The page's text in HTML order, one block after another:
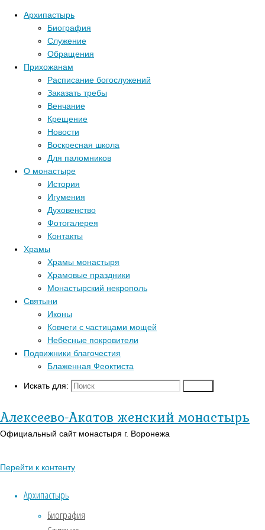
Архипастырь
Биография
Служение
Обращения
Прихожанам
Расписание богослужений
Заказать требы
Венчание
Крещение
Новости
Воскресная школа
Для паломников
О монастыре
История
Игумения
Духовенство
Фотогалерея
Контакты
Храмы
Храмы монастыря
Храмовые праздники
Монастырский некрополь
Святыни
Иконы
Ковчеги с частицами мощей
Небесные покровители
Подвижники благочестия
Блаженная Феоктиста
Искать для:
Алексеево-Акатов женский монастырь
Официальный сайт монастыря г. Воронежа
Перейти к контенту
Архипастырь
Биография
Главная
страница
Актуально
храм
Пресвятой
Богородицы
Введение
во
Пресвятой
Богородицы
Популярные записи
Блаженная Феоктиста
Контакты
Для паломников
История
Заказать требы
Святыни
Страницы
Духовный кант «Матерь
Духовный кант «Слава Богу
В-
Православии.рф